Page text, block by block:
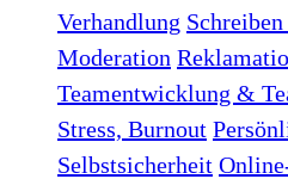
Verhandlung
Moderation
Teamentwicklung &
Stress, Burnout
Selbstsicherheit